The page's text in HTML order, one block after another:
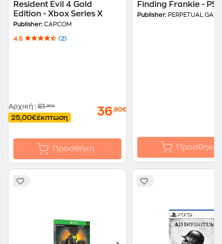
Resident Evil 4 Gold
Edition - Xbox Series X
Publisher: CAPCOM
4.5 (2)
Αρχική : 61,90€
25,00€έκπτωση 36,90€
Προσθήκη
Finding Frankie - PS5
Publisher: PERPETUAL
Προσθήκη